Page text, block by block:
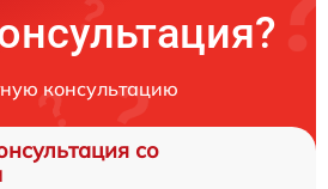
консультацию
со